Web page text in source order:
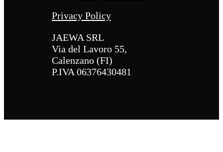
Privacy Policy
JAEWA SRL
Via del Lavoro 55,
Calenzano (FI)
P.IVA 06376430481